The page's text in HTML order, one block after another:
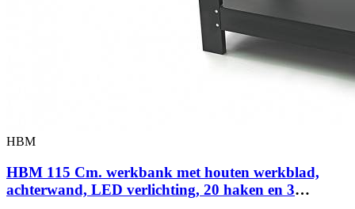
HBM
HBM 115 Cm. werkbank met houten werkblad,
achterwand, LED verlichting, 20 haken en 3